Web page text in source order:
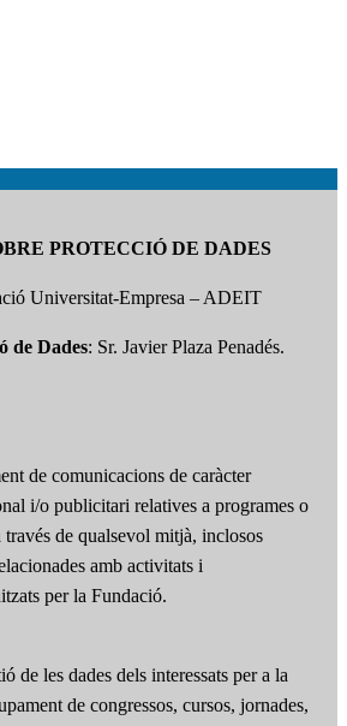
PROTECCIÓ DE DADES
Universitat-Empresa – ADEIT
de Dades: Sr. Javier Plaza Penadés.
de comunicacions de caràcter
i/o publicitari relatives a programes o
de qualsevol mitjà, inclosos
amb activitats i
per la Fundació.
de les dades dels interessats per a la
de congressos, cursos, jornades,